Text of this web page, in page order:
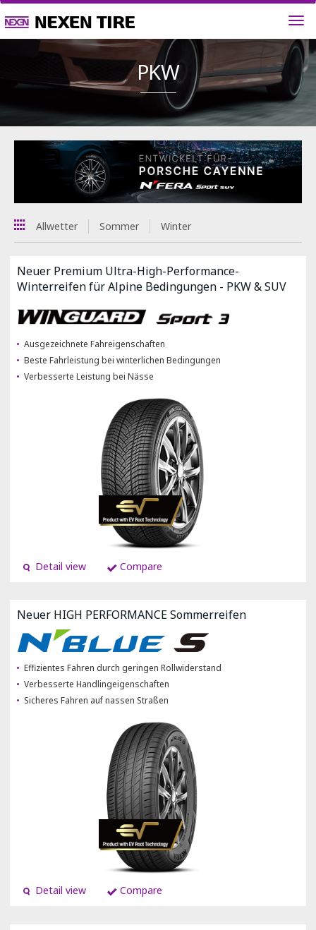
PKW
Allwetter Sommer Winter
Neuer Premium Ultra-High-Performance-
Winterreifen für Alpine Bedingungen - PKW & SUV
Ausgezeichnete Fahreigenschaften
Beste Fahrleistung bei winterlichen Bedingungen
Verbesserte Leistung bei Nässe
Detail view Compare
Neuer HIGH PERFORMANCE Sommerreifen
Effizientes Fahren durch geringen Rollwiderstand
Verbesserte Handlingeigenschaften
Sicheres Fahren auf nassen Straßen
Detail view Compare